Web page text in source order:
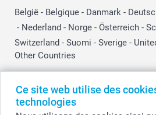
Ce site web utilise des
technologies
België - Belgique - Danmark -
- Nederland - Norge - Österreich -
Switzerland - Suomi - Sverige -
Other Countries
Tous les prix sont en EURO (€), TVA